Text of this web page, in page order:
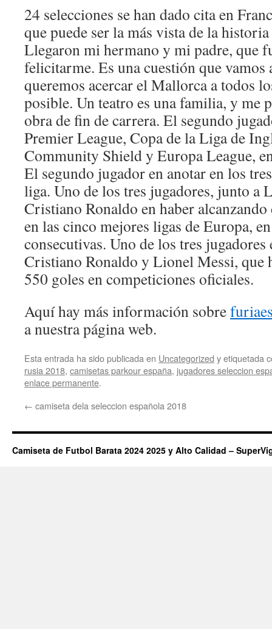
24 selecciones se han dado cita en
que puede ser la más vista de la
Llegaron mi hermano y mi padre, que
felicitarme. Es una cuestión que vamos
queremos acercar el Mallorca a todos
posible. Un teatro es una familia, y me
obra de fin de carrera. El segundo
Premier League, Copa de la Liga de
Community Shield y Europa League,
El segundo jugador en anotar en los
liga. Uno de los tres jugadores, junto a
Cristiano Ronaldo en haber
en las cinco mejores ligas de Europa,
consecutivas. Uno de los tres
Cristiano Ronaldo y Lionel Messi, que
550 goles en competiciones oficiales.
Aquí hay más información sobre
a nuestra página web.
Esta entrada ha sido publicada en Uncategorized y etiquetada
rusia 2018, camisetas parkour españa, jugadores seleccion
enlace permanente.
← camiseta dela seleccion española 2018
Camiseta de Futbol Barata 2024 2025 y Alto Calidad –